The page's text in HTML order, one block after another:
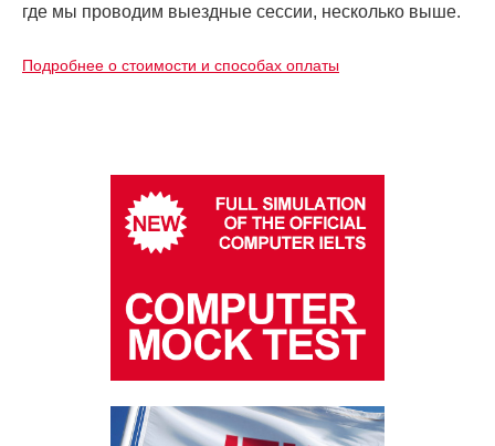
где мы проводим выездные сессии, несколько выше.
Подробнее о стоимости и способах оплаты